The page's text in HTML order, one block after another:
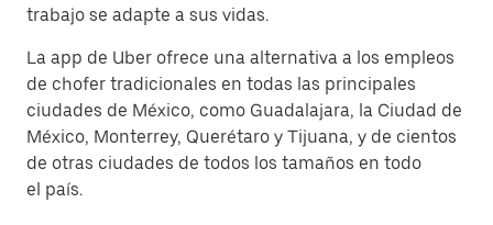
trabajo se adapte a sus vidas.
La app de Uber ofrece una alternativa a los empleos
de chofer tradicionales en todas las principales
ciudades de México, como Guadalajara, la Ciudad de
México, Monterrey, Querétaro y Tijuana, y de cientos
de otras ciudades de todos los tamaños en todo
el país.